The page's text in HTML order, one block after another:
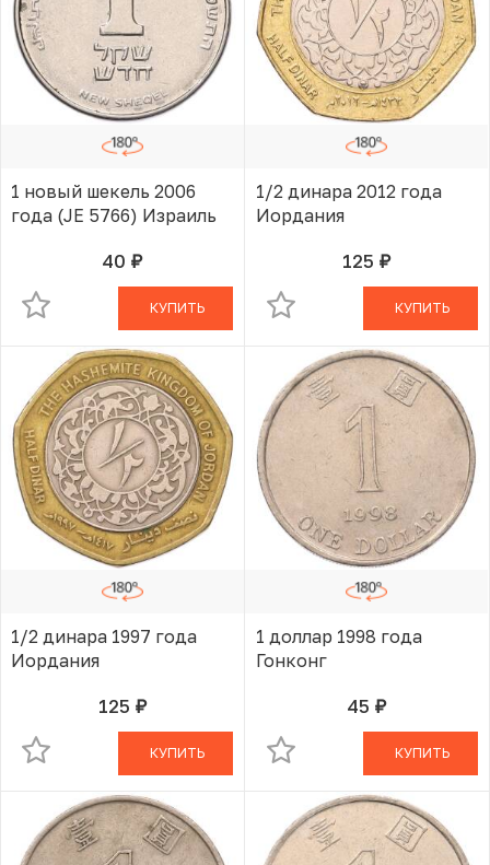
1 новый шекель 2006
года (JE 5766) Израиль
40 руб.В КОРЗИНЕ
КУПИТЬ
1/2 динара 2012 года
Иордания
125 руб.В КОРЗИНЕ
КУПИТЬ
1/2 динара 1997 года
Иордания
125 руб.В КОРЗИНЕ
КУПИТЬ
1 доллар 1998 года
Гонконг
45 руб.В КОРЗИНЕ
КУПИТЬ